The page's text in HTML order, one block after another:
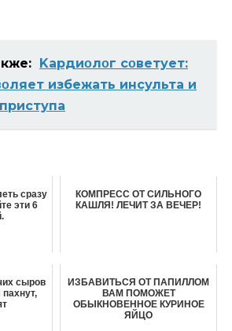
Kардиοлοг сοветует:
избежать инсульта и
cpaзу
эти 6
КОМПРЕСС ОТ СИЛЬНОГО
КАШЛЯ! ЛЕЧИТ ЗА ВЕЧЕР!
сыров
ИЗБАВИТЬСЯ ОТ ПАПИЛЛОМ
ВАМ ПОМОЖЕТ
ОБЫКНОВЕННОЕ КУРИНОЕ
ЯЙЦО